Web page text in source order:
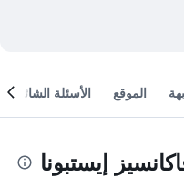
الموقع الأسئلة الشائعة
إيستبونا